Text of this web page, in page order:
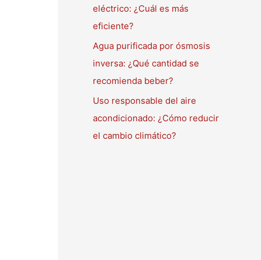
eléctrico: ¿Cuál es más
eficiente?
Agua purificada por ósmosis
inversa: ¿Qué cantidad se
recomienda beber?
Uso responsable del aire
acondicionado: ¿Cómo reducir
el cambio climático?